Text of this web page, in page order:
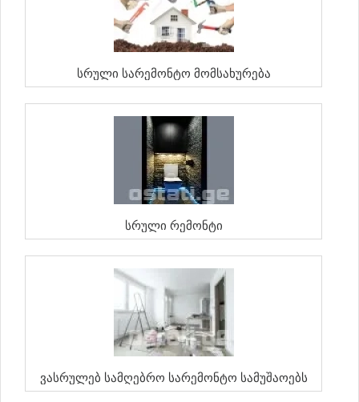
Სრული Სარემონტო Მომსახურება
Სრული Რემონტი
Ვასრულებ Სამღებრო Სარემონტო Სამუშაოებს